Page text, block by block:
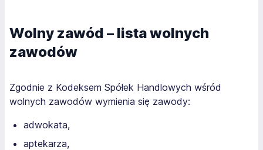
Wolny zawód – lista wolnych
zawodów
Zgodnie z Kodeksem Spółek Handlowych wśród
wolnych zawodów wymienia się zawody:
adwokata,
aptekarza,